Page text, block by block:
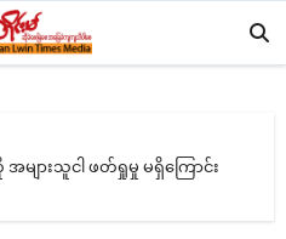
ျားသူငါ ဖတ်ရှုမှု မရှိကြောင်း